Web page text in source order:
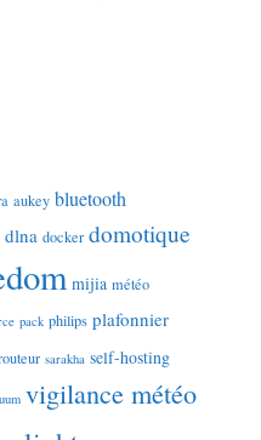
aukey bluetooth
dlna docker domotique
mijia météo
pack philips plafonnier
sarakha self-hosting
vigilance météo